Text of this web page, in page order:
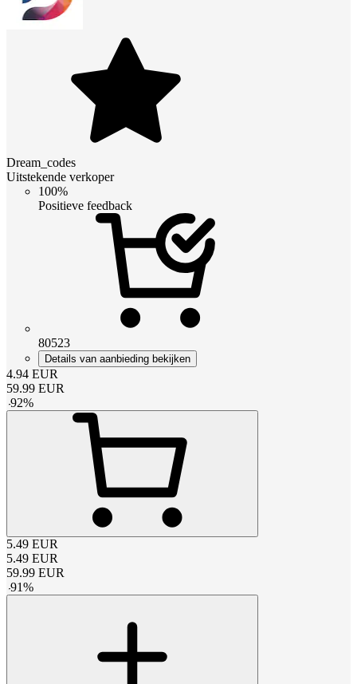
Dream_codes
Uitstekende verkoper
100%
Positieve feedback
80523
Details van aanbieding bekijken
4.94 EUR
59.99 EUR
-92%
5.49 EUR
5.49 EUR
59.99 EUR
-91%